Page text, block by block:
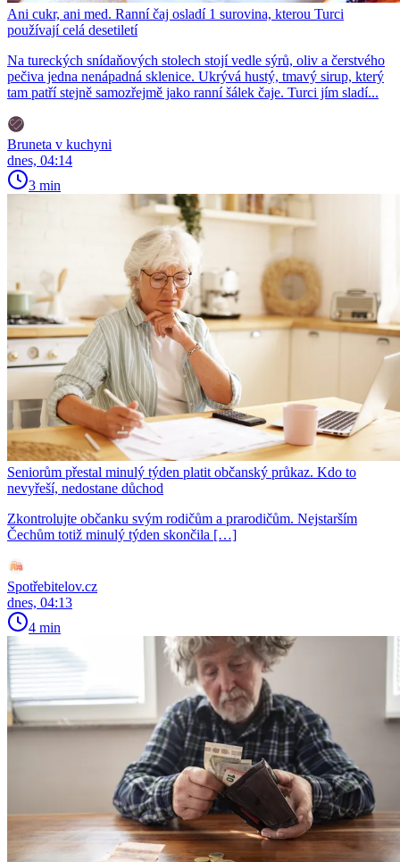
Ani cukr, ani med. Ranní čaj osladí 1 surovina, kterou Turci
používají celá desetiletí
Na tureckých snídaňových stolech stojí vedle sýrů, oliv a čerstvého
pečiva jedna nenápadná sklenice. Ukrývá hustý, tmavý sirup, který
tam patří stejně samozřejmě jako ranní šálek čaje. Turci jím sladí...
Bruneta v kuchyni
dnes, 04:14
3 min
Seniorům přestal minulý týden platit občanský průkaz. Kdo to
nevyřeší, nedostane důchod
Zkontrolujte občanku svým rodičům a prarodičům. Nejstarším
Čechům totiž minulý týden skončila […]
Spotřebitelov.cz
dnes, 04:13
4 min